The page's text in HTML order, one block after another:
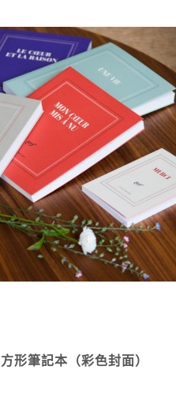
筆記本（彩色封面）